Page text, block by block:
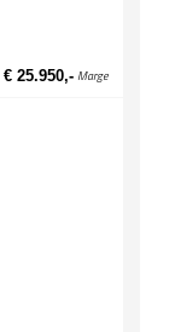
€ 25.950,- Marge